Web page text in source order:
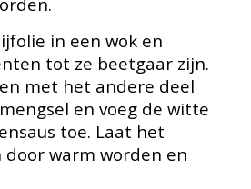
in een wok en
tot ze beetgaar zijn.
met het andere deel
en voeg de witte
toe. Laat het
warm worden en